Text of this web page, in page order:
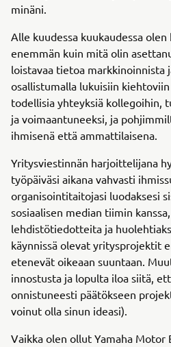
minäni.
Alle kuudessa kuukaudessa
enemmän kuin mitä olin
loistavaa tietoa markkinoinnista
osallistumalla lukuisiin
todellisia yhteyksiä kollegoihin,
ja voimaantuneeksi, ja
ihmisenä että ammattilaisena.
Yritysviestinnän harjoittelijana
työpäiväsi aikana vahvasti
organisointitaitojasi luodaksesi
sosiaalisen median tiimin
lehdistötiedotteita ja
käynnissä olevat yritysprojektit
etenevät oikeaan suuntaan.
innostusta ja lopulta iloa siitä,
onnistuneesti päätökseen
voinut olla sinun ideasi).
Vaikka olen ollut Yamaha Motor